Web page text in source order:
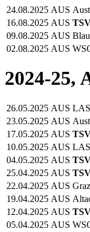
24.08.2025 AUS
16.08.2025 AUS
09.08.2025 AUS
02.08.2025 AUS
2024-25,
26.05.2025 AUS
23.05.2025 AUS
17.05.2025 AUS
10.05.2025 AUS
04.05.2025 AUS
25.04.2025 AUS
22.04.2025 AUS
19.04.2025 AUS
12.04.2025 AUS
05.04.2025 AUS